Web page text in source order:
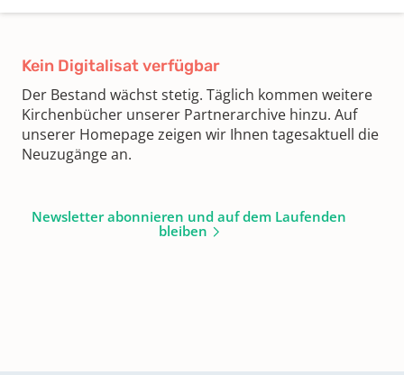
Kein Digitalisat verfügbar
Der Bestand wächst stetig. Täglich kommen weitere
Kirchenbücher unserer Partnerarchive hinzu. Auf
unserer Homepage zeigen wir Ihnen tagesaktuell die
Neuzugänge an.
Newsletter abonnieren und auf dem Laufenden
bleiben